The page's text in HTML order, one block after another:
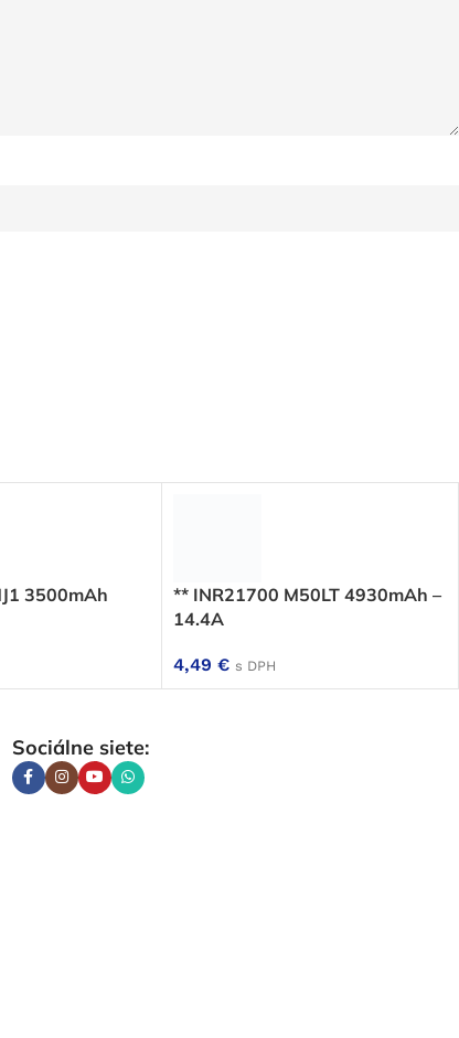
3500mAh
** INR21700 M50LT 4930mAh –
14.4A
4,49 € s DPH
Sociálne siete: